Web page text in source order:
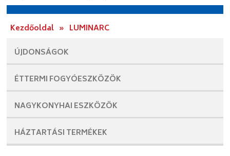
Kezdőoldal » LUMINARC
ÚJDONSÁGOK
ÉTTERMI FOGYÓESZKÖZÖK
NAGYKONYHAI ESZKÖZÖK
HÁZTARTÁSI TERMÉKEK